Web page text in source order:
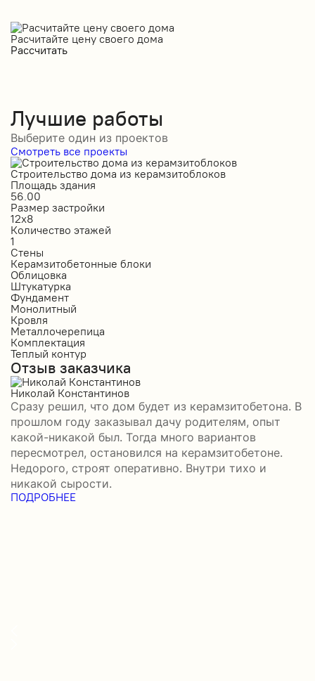
Расчитайте цену своего дома
Рассчитать
Лучшие работы
Выберите один из проектов
Смотреть все проекты
Строительство дома из керамзитоблоков
Площадь здания
56.00
Размер застройки
12х8
Количество этажей
1
Стены
Керамзитобетонные блоки
Облицовка
Штукатурка
Фундамент
Монолитный
Кровля
Металлочерепица
Комплектация
Теплый контур
Отзыв заказчика
Николай Константинов
Сразу решил, что дом будет из керамзитобетона. В
прошлом году заказывал дачу родителям, опыт
какой-никакой был. Тогда много вариантов
пересмотрел, остановился на керамзитобетоне.
Недорого, строят оперативно. Внутри тихо и
никакой сырости.
ПОДРОБНЕЕ